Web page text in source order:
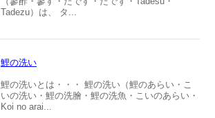
Tadezu）は、 タ...
鯉の洗い
鯉の洗いとは・・・ 鯉の洗い（鯉のあらい・こ
いの洗い・鯉の洗膾・鯉の洗魚・こいのあらい・
Koi no arai...